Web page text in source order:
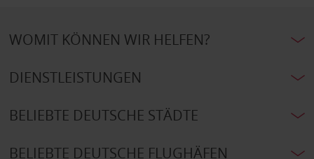
WOMIT KÖNNEN WIR HELFEN?
DIENSTLEISTUNGEN
BELIEBTE DEUTSCHE STÄDTE
BELIEBTE DEUTSCHE FLUGHÄFEN